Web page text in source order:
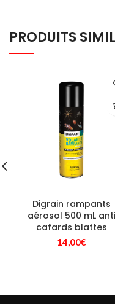
PRODUITS
Digrain rampants
aérosol 500 mL anti
cafards blattes
14,00€